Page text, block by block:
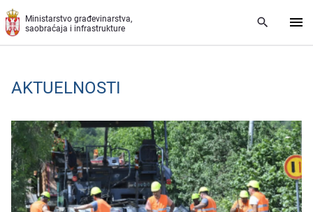
Preskoči na glavni deo sadržaja
Ministarstvo građevinarstva,
saobraćaja i infrastrukture
AKTUELNOSTI
PAGES